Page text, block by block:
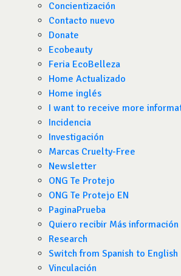
Concientización
Contacto nuevo
Donate
Ecobeauty
Feria EcoBelleza
Home Actualizado
Home inglés
I want to receive more
Incidencia
Investigación
Marcas Cruelty-Free
Newsletter
ONG Te Protejo
ONG Te Protejo EN
PaginaPrueba
Quiero recibir Más información
Research
Switch from Spanish to English
Vinculación